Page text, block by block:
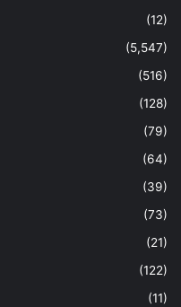
(12)
(5,547)
(516)
(128)
(79)
(64)
(39)
(73)
(21)
(122)
(11)